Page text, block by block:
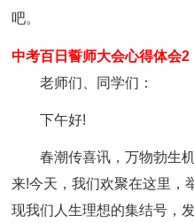
吧。
中考百日誓师大会心得体会2
老师们、同学们：
下午好!
春潮传喜讯，万物勃生
来!今天，我们欢聚在这里，
现我们人生理想的集结号，